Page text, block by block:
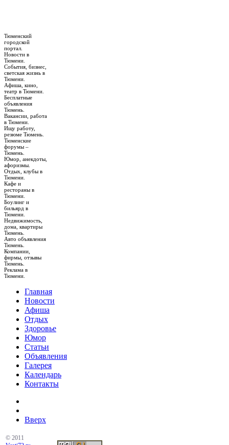
Тюменский
городской
портал.
Новости в
Тюмени.
События, бизнес,
светская жизнь в
Тюмени.
Афиша, кино,
театр в Тюмени.
Бесплатные
объявления
Тюмень.
Вакансии, работа
в Тюмени.
Ищу работу,
резюме Тюмень.
Тюменские
форумы –
Тюмень.
Юмор, анекдоты,
афоризмы.
Отдых, клубы в
Тюмени.
Кафе и
рестораны в
Тюмени.
Боулинг и
бильярд в
Тюмени.
Недвижимость,
дома, квартиры
Тюмень.
Авто объявления
Тюмень.
Компании,
фирмы, отзывы
Тюмень.
Реклама в
Тюмени.
Главная
Новости
Афиша
Отдых
Здоровье
Юмор
Статьи
Объявления
Галерея
Календарь
Контакты
Вверх
© 2011